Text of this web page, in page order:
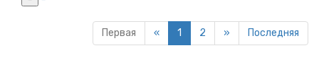
Первая « 1 2 » Последняя